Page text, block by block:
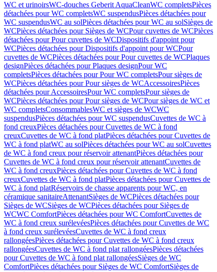
WC et urinoirsWC-douches Geberit AquaCleanWC completsPièces
détachées pour WC completsWC suspendusPièces détachées pour
WC suspendusWC au solPièces détachées pour WC au solSièges de
WCPièces détachées pour Sièges de WCPour cuvettes de WCPièces
détachées pour Pour cuvettes de WCDispositifs d'appoint pour
WCPièces détachées pour Dispositifs d'appoint pour WCPour
cuvettes de WCPièces détachées pour Pour cuvettes de WCPlaques
designPièces détachées pour Plaques designPour WC
completsPièces détachées pour Pour WC completsPour sièges de
WCPièces détachées pour Pour sièges de WCAccessoiresPièces
détachées pour AccessoiresPour WC completsPour sièges de
WCPièces détachées pour Pour sièges de WCPour sièges de WC et
WC completsConsommablesWC et sièges de WCWC
suspendusPièces détachées pour WC suspendusCuvettes de WC à
fond creuxPièces détachées pour Cuvettes de WC à fond
creuxCuvettes de WC à fond platPièces détachées pour Cuvettes de
WC à fond platWC au solPièces détachées pour WC au solCuvettes
de WC à fond creux pour réservoir attenantPièces détachées pour
Cuvettes de WC à fond creux pour réservoir attenantCuvettes de
WC à fond creuxPièces détachées pour Cuvettes de WC à fond
creuxCuvettes de WC à fond platPièces détachées pour Cuvettes de
WC à fond platRéservoirs de chasse apparents pour WC, en
céramique sanitaireAttenantSièges de WCPièces détachées pour
Sièges de WCSièges de WCPièces détachées pour Sièges de
WCWC ComfortPièces détachées pour WC ComfortCuvettes de
WC à fond creux surélevéesPièces détachées pour Cuvettes de WC
à fond creux surélevéesCuvettes de WC à fond creux
rallongéesPièces détachées pour Cuvettes de WC à fond creux
rallongéesCuvettes de WC à fond plat rallongéesPièces détachées
pour Cuvettes de WC à fond plat rallongéesSièges de WC
ComfortPièces détachées pour Sièges de WC ComfortSièges de